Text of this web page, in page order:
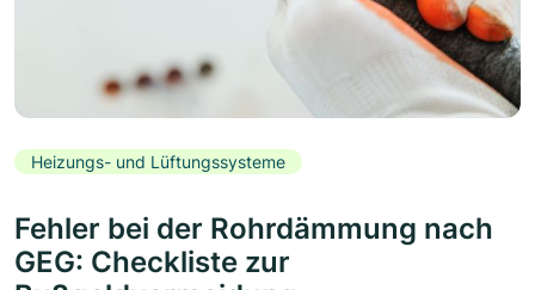
Heizungs- und Lüftungssysteme
Fehler bei der Rohrdämmung nach
GEG: Checkliste zur